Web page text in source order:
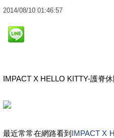
2014/08/10 01:46:57
IMPACT X HELLO KITTY-護脊
最近常常在網路看到 IMPACT X